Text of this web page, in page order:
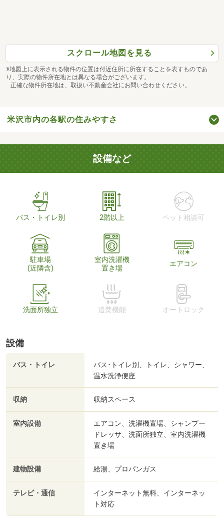
スクロール地図を見る
※地図上に表示される物件の位置は付近住所に所在することを表すものであ
り、実際の物件所在地とは異なる場合がございます。
正確な物件所在地は、取扱い不動産会社にお問い合わせください。
米沢市内の各駅の住みやすさ
設備など
バス・トイレ別 2階以上 ペット相談可
駐車場
(近隣含)
室内洗濯機
置き場
エアコン
洗面所独立 追焚機能 オートロック
設備
バス・トイレ
バス･トイレ別、トイレ、シャワー、
温水洗浄便座
収納 収納スペース
室内設備
エアコン、洗濯機置場、シャンプー
ドレッサ、洗面所独立、室内洗濯機
置き場
建物設備 給湯、プロパンガス
テレビ・通信
インターネット無料、インターネッ
ト対応